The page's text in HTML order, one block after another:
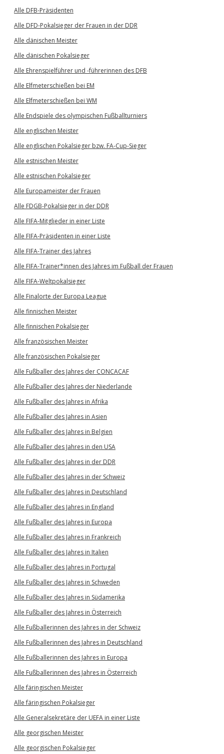
Alle DFB-Präsidenten
Alle DFD-Pokalsieger der Frauen in der DDR
Alle dänischen Meister
Alle dänischen Pokalsieger
Alle Ehrenspielführer und -führerinnen des DFB
Alle Elfmeterschießen bei EM
Alle Elfmeterschießen bei WM
Alle Endspiele des olympischen Fußballturniers
Alle englischen Meister
Alle englischen Pokalsieger bzw. FA-Cup-Sieger
Alle estnischen Meister
Alle estnischen Pokalsieger
Alle Europameister der Frauen
Alle FDGB-Pokalsieger in der DDR
Alle FIFA-Mitglieder in einer Liste
Alle FIFA-Präsidenten in einer Liste
Alle FIFA-Trainer des Jahres
Alle FIFA-Trainer*innen des Jahres im Fußball der Frauen
Alle FIFA-Weltpokalsieger
Alle Finalorte der Europa League
Alle finnischen Meister
Alle finnischen Pokalsieger
Alle französischen Meister
Alle französischen Pokalsieger
Alle Fußballer des Jahres der CONCACAF
Alle Fußballer des Jahres der Niederlande
Alle Fußballer des Jahres in Afrika
Alle Fußballer des Jahres in Asien
Alle Fußballer des Jahres in Belgien
Alle Fußballer des Jahres in den USA
Alle Fußballer des Jahres in der DDR
Alle Fußballer des Jahres in der Schweiz
Alle Fußballer des Jahres in Deutschland
Alle Fußballer des Jahres in England
Alle Fußballer des Jahres in Europa
Alle Fußballer des Jahres in Frankreich
Alle Fußballer des Jahres in Italien
Alle Fußballer des Jahres in Portugal
Alle Fußballer des Jahres in Schweden
Alle Fußballer des Jahres in Südamerika
Alle Fußballer des Jahres in Österreich
Alle Fußballerinnen des Jahres in der Schweiz
Alle Fußballerinnen des Jahres in Deutschland
Alle Fußballerinnen des Jahres in Europa
Alle Fußballerinnen des Jahres in Österreich
Alle färingischen Meister
Alle färingischen Pokalsieger
Alle Generalsekretäre der UEFA in einer Liste
Alle georgischen Meister
Alle georgischen Pokalsieger